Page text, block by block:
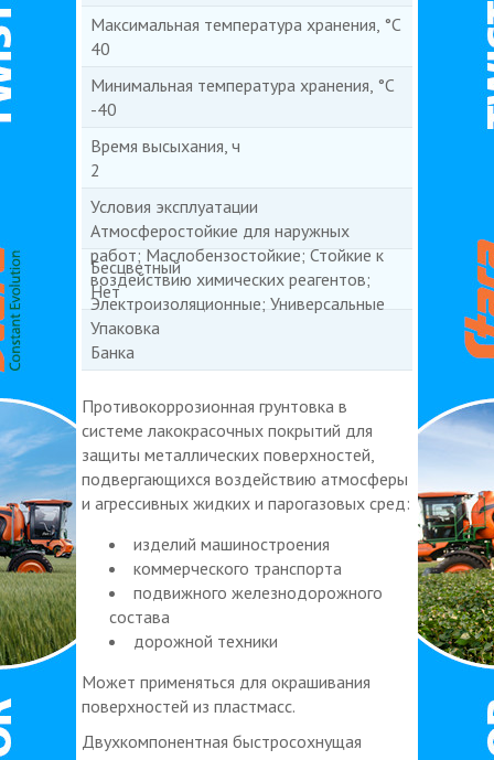
Максимальная температура хранения, °С
40
Минимальная температура хранения, °С
-40
Время высыхания, ч
2
Условия эксплуатации
Атмосферостойкие для наружных
работ; Маслобензостойкие; Стойкие к
воздействию химических реагентов;
Электроизоляционные; Универсальные
Бесцветный
Нет
Упаковка
Банка
Противокоррозионная грунтовка в
системе лакокрасочных покрытий для
защиты металлических поверхностей,
подвергающихся воздействию атмосферы
и агрессивных жидких и парогазовых сред:
изделий машиностроения
коммерческого транспорта
подвижного железнодорожного
состава
дорожной техники
Может применяться для окрашивания
поверхностей из пластмасс.
Двухкомпонентная быстросохнущая